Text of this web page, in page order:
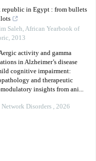
republic in Egypt : from bullets
Saleh,African Yearbook of
, 2013
activity and gamma
in Alzheimer’s disease
cognitive impairment:
and therapeutic
insights from ani...
Network Disorders , 2026